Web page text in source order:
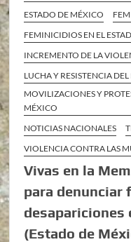
ESTADO DE MÉXICO
FEMINICIDIOS EN EL
INCREMENTO DE LA
LUCHA Y RESISTENCIA
MOVILIZACIONES Y
MÉXICO
NOTICIAS NACIONALES
VIOLENCIA CONTRA LAS
Vivas en la
para denunciar
desapariciones
(Estado de